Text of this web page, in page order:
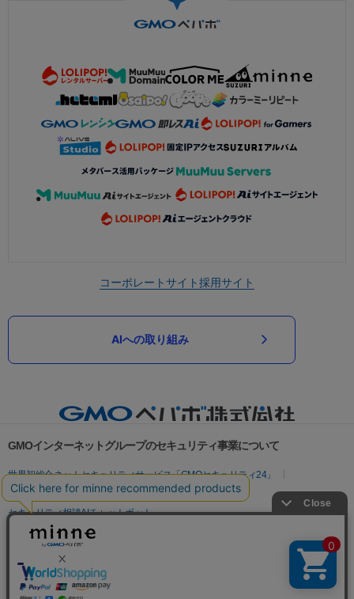
コーポレートサイト採用サイト
AIへの取り組み
GMOインターネットグループのセキュリティ事業について
世界初総合ネットセキュリティサービス「GMOセキュリティ24」
パスワード漏洩診断
Webサイトリスク診断
セキュリティ相談AIチャットボット
実在証明・盗聴対策
サイバー攻撃対策（GMO Flatt Security）
セキュリティ事業の軌跡